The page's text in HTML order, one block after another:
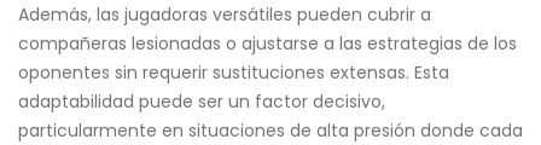
Además, las jugadoras versátiles pueden cubrir a
compañeras lesionadas o ajustarse a las estrategias de los
oponentes sin requerir sustituciones extensas. Esta
adaptabilidad puede ser un factor decisivo,
particularmente en situaciones de alta presión donde cada